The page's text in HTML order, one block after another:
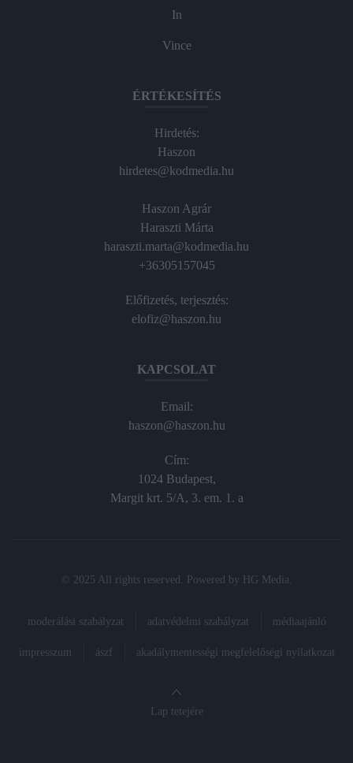
In
Vince
ÉRTÉKESÍTÉS
Hirdetés:
Haszon
hirdetes@kodmedia.hu
Haszon Agrár
Haraszti Márta
haraszti.marta@kodmedia.hu
+36305157045
Előfizetés, terjesztés:
elofiz@haszon.hu
KAPCSOLAT
Email:
haszon@haszon.hu
Cím:
1024 Budapest,
Margit krt. 5/A, 3. em. 1. a
© 2025 All rights reserved. Powered by HG Media
moderálási szabályzat adatvédelmi szabályzat médiaajánló
impresszum ászf akadálymentességi megfelelőségi nyilatkozat
Lap tetejére